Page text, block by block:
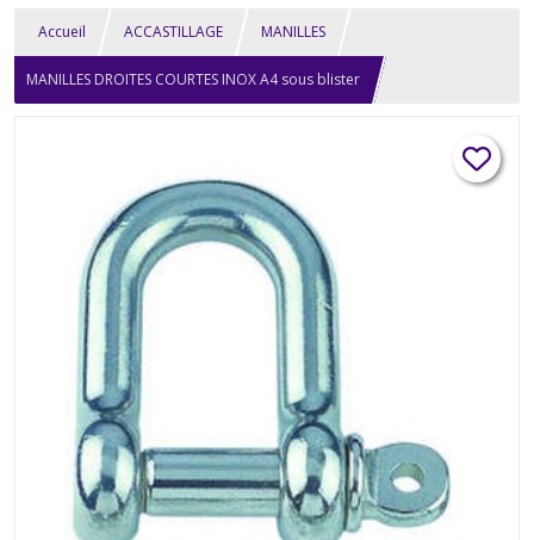
Accueil ACCASTILLAGE MANILLES
MANILLES DROITES COURTES INOX A4 sous blister